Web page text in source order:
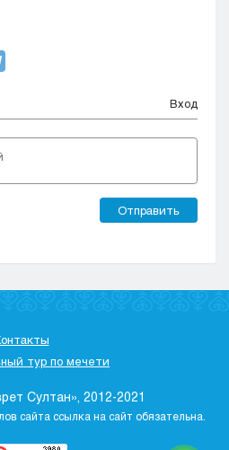
Вход
Отправить
тур по мечети
Султан», 2012-2021
сайта ссылка на сайт обязательна.